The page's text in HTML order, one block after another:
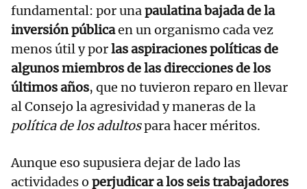
fundamental: por unapaulatina bajada de la
inversión públicaen un organismo cada vez
menos útil y porlas aspiraciones políticas de
algunos miembros de las direcciones de los
últimos años, que no tuvieron reparo en llevar
al Consejo la agresividad y maneras de la
política de los adultospara hacer méritos.
Aunque eso supusiera dejar de lado las
actividades o perjudicar a los seis trabajadores